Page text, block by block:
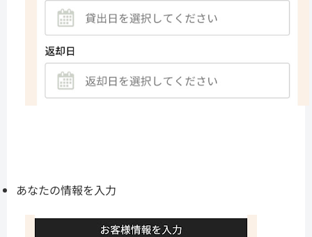
あなたの情報を入力